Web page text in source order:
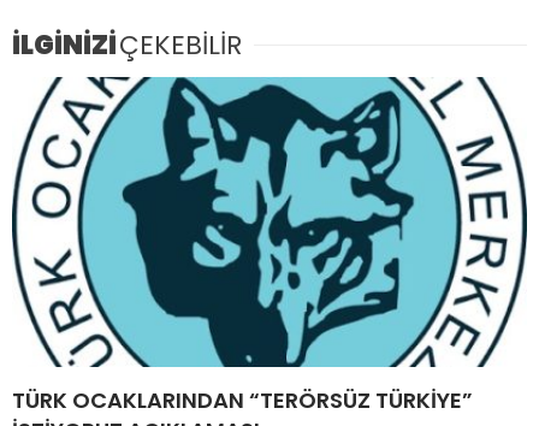
İLGİNİZİÇEKEBİLİR
TÜRK OCAKLARINDAN “TERÖRSÜZ TÜRKİYE”